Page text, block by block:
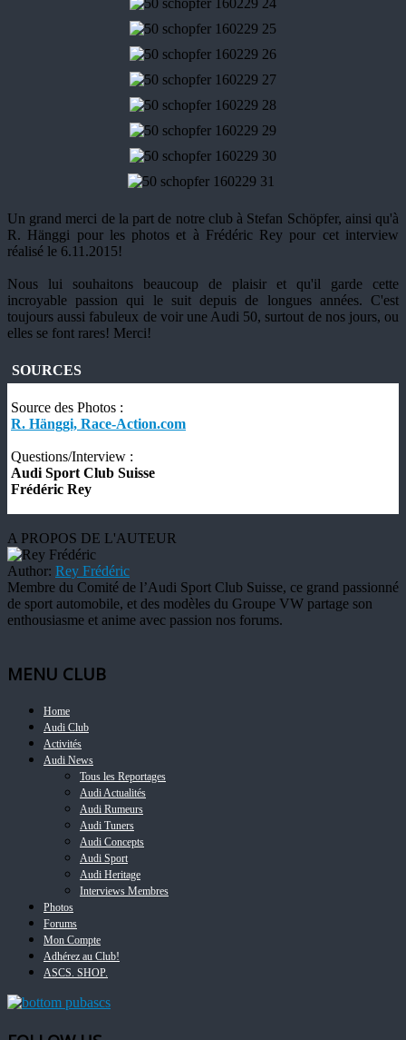
Un grand merci de la part de notre club à Stefan Schöpfer, ainsi qu'à
R. Hänggi pour les photos et à Frédéric Rey pour cet interview
réalisé le 6.11.2015!
Nous lui souhaitons beaucoup de plaisir et qu'il garde cette
incroyable passion qui le suit depuis de longues années. C'est
toujours aussi fabuleux de voir une Audi 50, surtout de nos jours, ou
elles se font rares! Merci!
SOURCES
Source des Photos :
R. Hänggi, Race-Action.com
Questions/Interview :
Audi Sport Club Suisse
Frédéric Rey
A PROPOS DE L'AUTEUR
Author: Rey Frédéric
Membre du Comité de l’Audi Sport Club Suisse, ce grand passionné
de sport automobile, et des modèles du Groupe VW partage son
enthousiasme et anime avec passion nos forums.
MENU CLUB
Home
Audi Club
Activités
Audi News
Tous les Reportages
Audi Actualités
Audi Rumeurs
Audi Tuners
Audi Concepts
Audi Sport
Audi Heritage
Interviews Membres
Photos
Forums
Mon Compte
Adhérez au Club!
ASCS. SHOP.